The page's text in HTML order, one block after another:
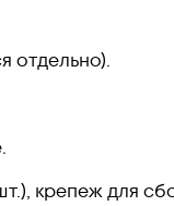
отдельно).
крепеж для